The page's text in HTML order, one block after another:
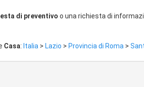
di preventivo o una richiesta di
Casa: Italia > Lazio > Provincia di Roma >